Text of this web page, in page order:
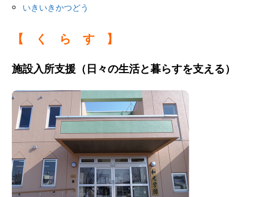
いきいきかつどう
【 く ら す 】
施設入所支援（日々の生活と暮らすを支える）